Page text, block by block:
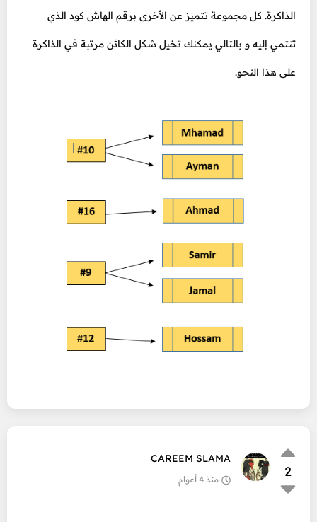
الذاكرة. كل مجموعة تتميز عن الأخرى برقم الهاش كود الذي
تنتمي إليه و بالتالي يمكنك تخيل شكل الكائن مرتبة في الذاكرة
على هذا النحو.
2
CAREEM SLAMA
منذ 4 أعوام